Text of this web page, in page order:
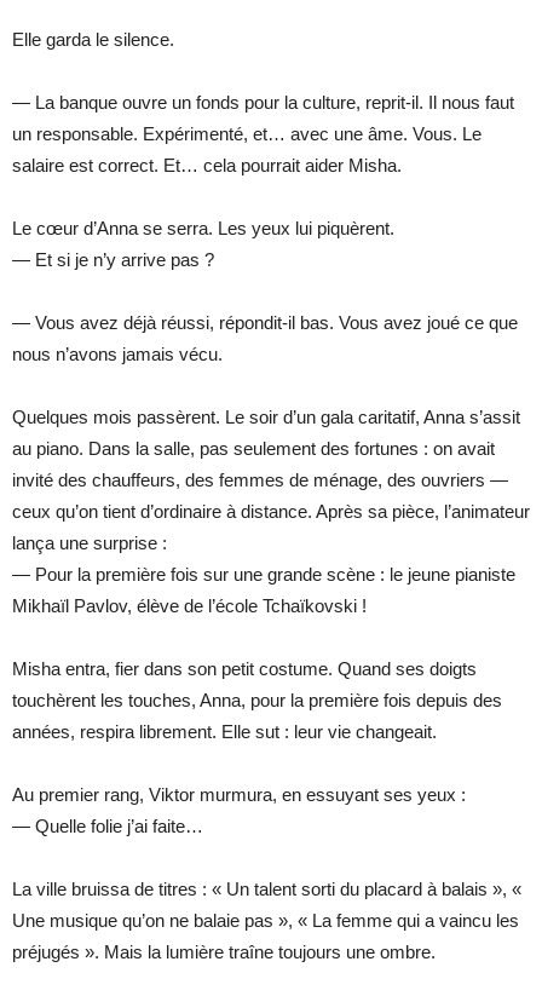
Elle garda le silence.
— La banque ouvre un fonds pour la culture, reprit-il. Il nous faut
un responsable. Expérimenté, et… avec une âme. Vous. Le
salaire est correct. Et… cela pourrait aider Misha.
Le cœur d’Anna se serra. Les yeux lui piquèrent.
— Et si je n’y arrive pas ?
— Vous avez déjà réussi, répondit-il bas. Vous avez joué ce que
nous n’avons jamais vécu.
Quelques mois passèrent. Le soir d’un gala caritatif, Anna s’assit
au piano. Dans la salle, pas seulement des fortunes : on avait
invité des chauffeurs, des femmes de ménage, des ouvriers —
ceux qu’on tient d’ordinaire à distance. Après sa pièce, l’animateur
lança une surprise :
— Pour la première fois sur une grande scène : le jeune pianiste
Mikhaïl Pavlov, élève de l’école Tchaïkovski !
Misha entra, fier dans son petit costume. Quand ses doigts
touchèrent les touches, Anna, pour la première fois depuis des
années, respira librement. Elle sut : leur vie changeait.
Au premier rang, Viktor murmura, en essuyant ses yeux :
— Quelle folie j’ai faite…
La ville bruissa de titres : « Un talent sorti du placard à balais », «
Une musique qu’on ne balaie pas », « La femme qui a vaincu les
préjugés ». Mais la lumière traîne toujours une ombre.